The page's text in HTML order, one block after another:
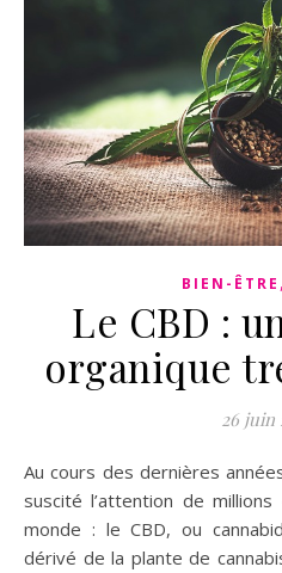
BIEN-ÊTRE ,
Le CBD :
organique
26 juin
Au cours des dernières années, une substance naturelle a
suscité l’attention de
monde : le CBD, ou
dérivé de la plante de